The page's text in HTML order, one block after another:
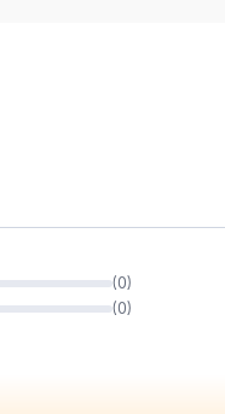
(0)
(0)